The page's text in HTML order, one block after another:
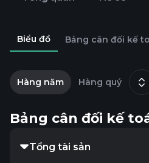
Biểu đồ Bảng cân đối kế
Hàng năm Hàng quý
Bảng cân đối kế
Tổng tài sản